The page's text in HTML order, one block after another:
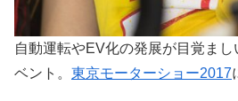
自動運転やEV化の発展が目覚ま
ベント。 東京モーターショー2017